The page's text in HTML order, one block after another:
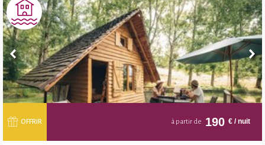
OFFRIR à partir de 190 € / nuit